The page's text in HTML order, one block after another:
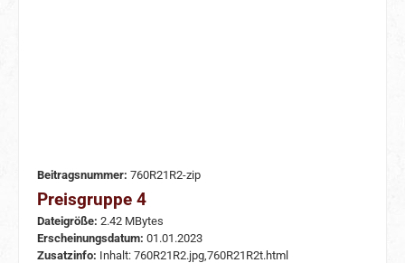
Beitragsnummer: 760R21R2-zip
Preisgruppe 4
Dateigröße: 2.42 MBytes
Erscheinungsdatum: 01.01.2023
Zusatzinfo: Inhalt: 760R21R2.jpg,760R21R2t.html